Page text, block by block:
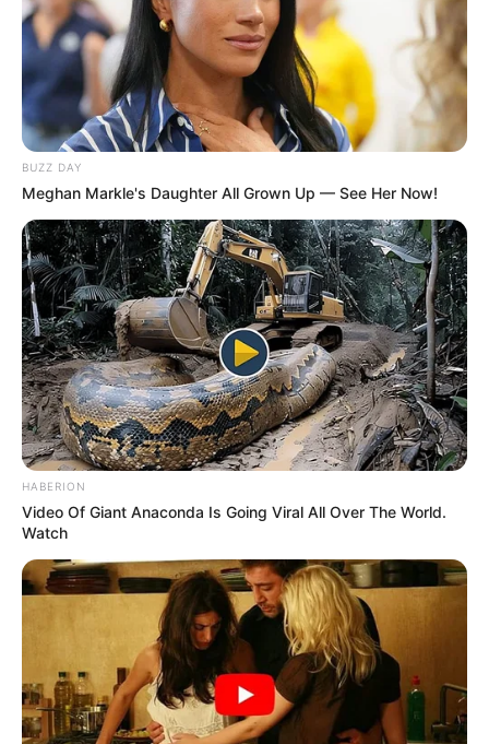
BUZZ DAY
Meghan Markle's Daughter All Grown Up — See Her Now!
HABERION
Video Of Giant Anaconda Is Going Viral All Over The World.
Watch